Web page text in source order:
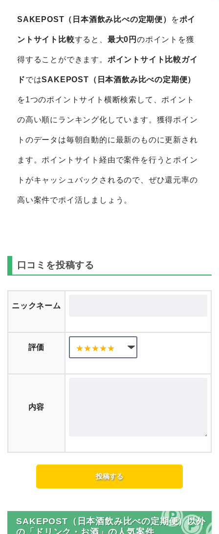
SAKEPOST（日本酒飲み比べの定期便） をポイ
ントサイト比較すると、 最大0円のポイントを獲
得することができます。 ポイントサイト比較ガイ
ドではSAKEPOST（日本酒飲み比べの定期便）
を1つのポイントサイト横断検索して、ポイント
の高い順にランキング化しています。獲得ポイン
トのデータは毎朝自動的に最新のものに更新され
ます。ポイントサイト経由で案件を行うとポイン
トがキャッシュバックされるので、ぜひ還元率の
高い案件でポイ活しましょう。
口コミを投稿する
ニックネーム
評価
内容
SAKEPOST（日本酒飲み比べの定期便）以外
の「ドリンク・お酒」の人気案件